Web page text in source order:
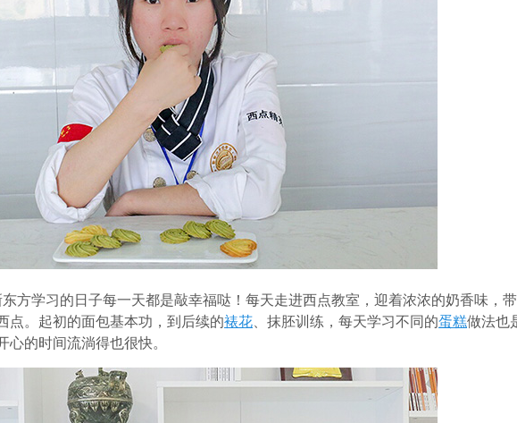
方学习的日子每一天都是敲幸福哒！每天走进西点教室，迎着浓浓的奶香味，
点。起初的面包基本功，到后续的裱花 、抹胚训练，每天学习不同的蛋糕做法也
的时间流淌得也很快。